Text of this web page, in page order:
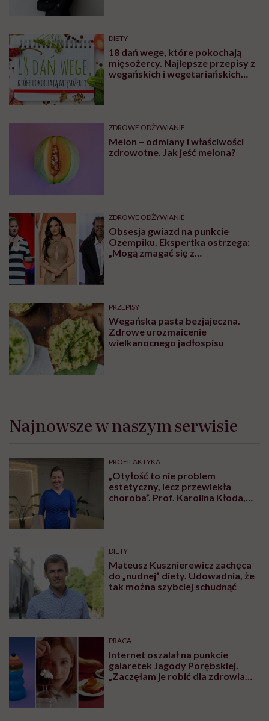
DIETY
18 dań wege, które pokochają
mięsożercy. Najlepsze przepisy z
wegańskich i wegetariańskich
ZDROWE ODŻYWIANIE
Melon – odmiany i właściwości
zdrowotne. Jak jeść melona?
ZDROWE ODŻYWIANIE
Obsesja gwiazd na punkcie
Ozempiku. Ekspertka ostrzega:
„Mogą zmagać się z
PRZEPISY
Wegańska pasta bezjajeczna.
Zdrowe urozmaicenie
wielkanocnego jadłospisu
Najnowsze w naszym serwisie
PROFILAKTYKA
„Otyłość to nie problem
estetyczny, lecz przewlekła
choroba”. Prof. Karolina Kłoda,
DIETY
Mateusz Kusznierewicz zachęca
do „nudnej” diety. Udowadnia, że
tak można szybciej schudnąć
PRACA
Internet oszalał na punkcie
galaretek Jagody Porębskiej.
„Zaczęłam je robić dla zdrowia